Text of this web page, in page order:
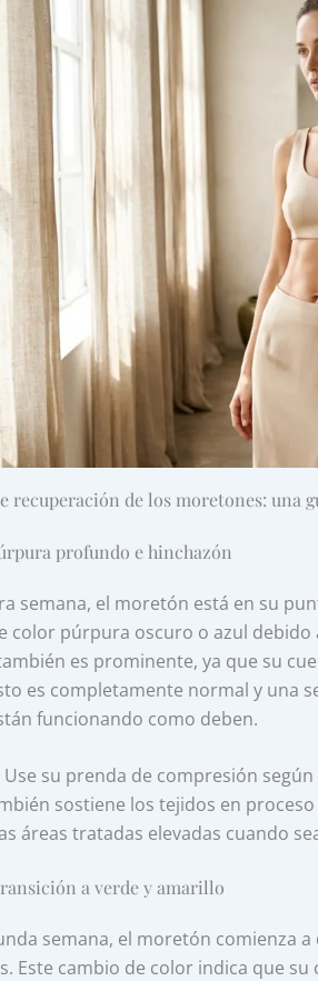
recuperación de los moretones: una
profundo e hinchazón
semana, el moretón está en su
color púrpura oscuro o azul
es prominente, ya que su
es completamente normal y una
funcionando como deben.
Use su prenda de compresión
sostiene los tejidos en
áreas tratadas elevadas cuando
a verde y amarillo
semana, el moretón comienza
Este cambio de color indica que